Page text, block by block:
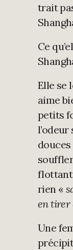
trait
Ce
Elle se
aime
petits
douces
flottant
rien «
en tirer
Une